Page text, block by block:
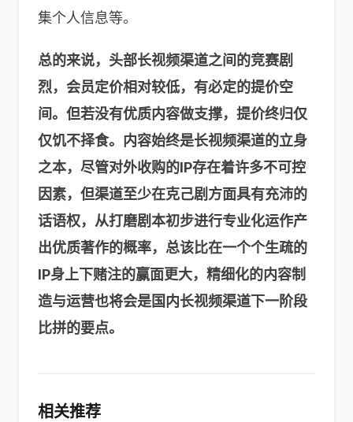
集个人信息等。
总的来说，头部长视频渠道之间的竞赛剧
烈，会员定价相对较低，有必定的提价空
间。但若没有优质内容做支撑，提价终归仅
仅饥不择食。内容始终是长视频渠道的立身
之本，尽管对外收购的IP存在着许多不可控
因素，但渠道至少在克己剧方面具有充沛的
话语权，从打磨剧本初步进行专业化运作产
出优质著作的概率，总该比在一个个生疏的
IP身上下赌注的赢面更大，精细化的内容制
造与运营也将会是国内长视频渠道下一阶段
比拼的要点。
相关推荐